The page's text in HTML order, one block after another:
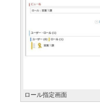
ロール指定画面